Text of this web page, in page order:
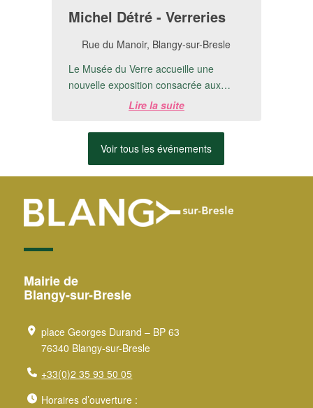
Michel Détré - Verreries
Rue du Manoir, Blangy-sur-Bresle
Le Musée du Verre accueille une
nouvelle exposition consacrée aux
créations de Michel Detré.📅 Du 8 juillet
Lire la suite
Voir tous les événements
Mairie de
Blangy-sur-Bresle
place Georges Durand – BP 63
76340 Blangy-sur-Bresle
+33(0)2 35 93 50 05
Horaires d’ouverture :